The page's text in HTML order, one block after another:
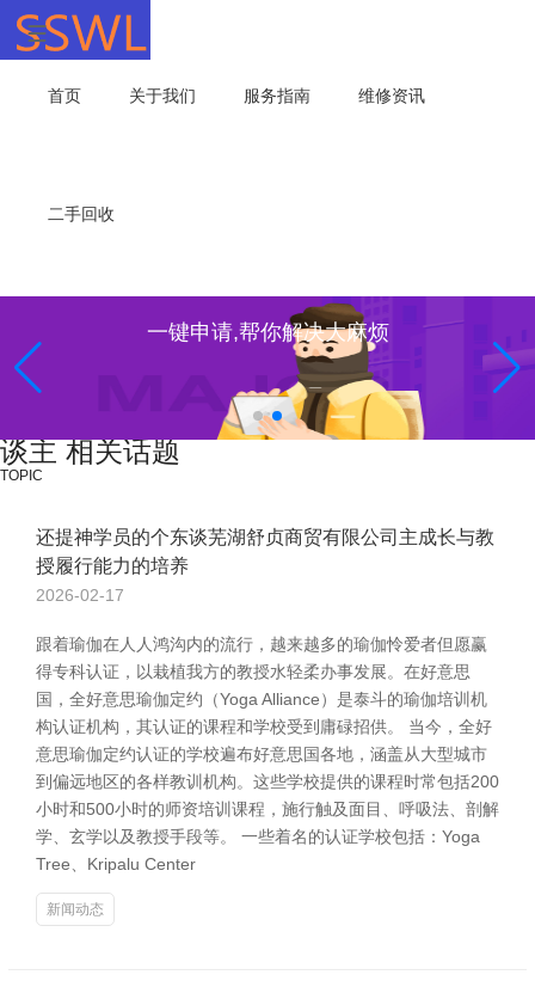
首页 关于我们 服务指南 维修资讯
二手回收
一键申请,帮你解决大麻烦
谈主 相关话题
TOPIC
还提神学员的个东谈芜湖舒贞商贸有限公司主成长与教
授履行能力的培养
2026-02-17
跟着瑜伽在人人鸿沟内的流行，越来越多的瑜伽怜爱者但愿赢
得专科认证，以栽植我方的教授水轻柔办事发展。在好意思
国，全好意思瑜伽定约（Yoga Alliance）是泰斗的瑜伽培训机
构认证机构，其认证的课程和学校受到庸碌招供。 当今，全好
意思瑜伽定约认证的学校遍布好意思国各地，涵盖从大型城市
到偏远地区的各样教训机构。这些学校提供的课程时常包括200
小时和500小时的师资培训课程，施行触及面目、呼吸法、剖解
学、玄学以及教授手段等。 一些着名的认证学校包括：Yoga
Tree、Kripalu Center
新闻动态